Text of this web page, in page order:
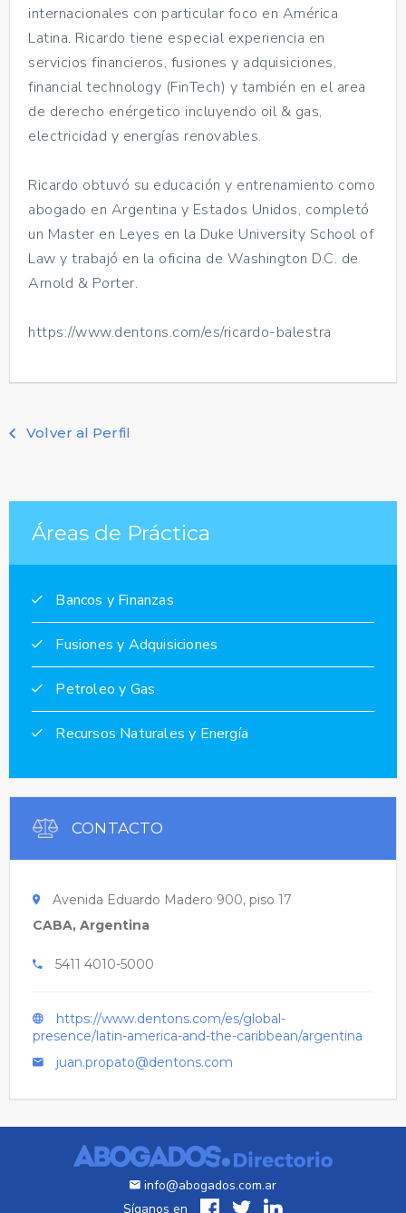
internacionales con particular foco en América
Latina. Ricardo tiene especial experiencia en
servicios financieros, fusiones y adquisiciones,
financial technology (FinTech) y también en el area
de derecho enérgetico incluyendo oil & gas,
electricidad y energías renovables.
Ricardo obtuvó su educación y entrenamiento como
abogado en Argentina y Estados Unidos, completó
un Master en Leyes en la Duke University School of
Law y trabajó en la oficina de Washington D.C. de
Arnold & Porter.
https://www.dentons.com/es/ricardo-balestra
Volver al Perfil
Áreas de Práctica
Bancos y Finanzas
Fusiones y Adquisiciones
Petroleo y Gas
Recursos Naturales y Energía
CONTACTO
Avenida Eduardo Madero 900, piso 17
CABA, Argentina
5411 4010-5000
https://www.dentons.com/es/global-
presence/latin-america-and-the-caribbean/argentina
juan.propato@dentons.com
info@abogados.com.ar
Síganos en